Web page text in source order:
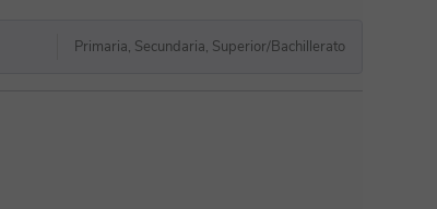
Primaria, Secundaria, Superior/Bachillerato